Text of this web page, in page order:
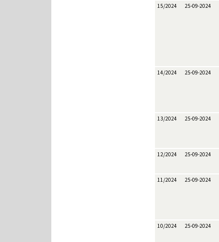
15/2024 25-09-2024
14/2024 25-09-2024
13/2024 25-09-2024
12/2024 25-09-2024
11/2024 25-09-2024
10/2024 25-09-2024